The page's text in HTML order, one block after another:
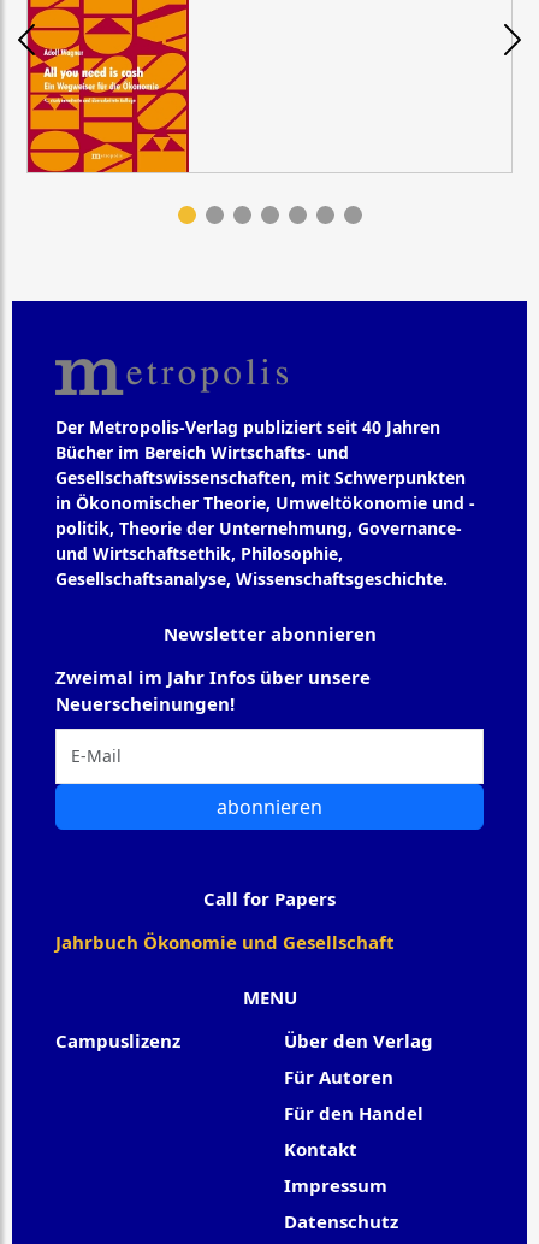
Der Metropolis-Verlag publiziert seit 40 Jahren
Bücher im Bereich Wirtschafts- und
Gesellschaftswissenschaften, mit Schwerpunkten
in Ökonomischer Theorie, Umweltökonomie und -
politik, Theorie der Unternehmung, Governance-
und Wirtschaftsethik, Philosophie,
Gesellschaftsanalyse, Wissenschaftsgeschichte.
MENU
Campuslizenz
Über den Verlag
Für Autoren
Für den Handel
Kontakt
Impressum
Datenschutz
Newsletter abonnieren
Zweimal im Jahr Infos über unsere
Neuerscheinungen!
abonnieren
Call for Papers
Jahrbuch Ökonomie und Gesellschaft